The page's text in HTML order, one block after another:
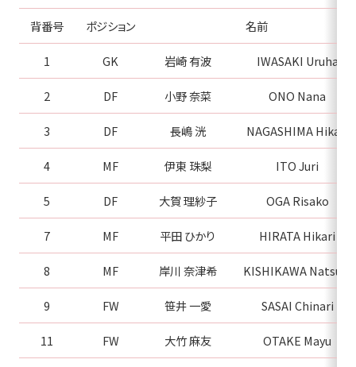
背番号 ポジション 名前
1 GK 岩崎 有波 IWASAKI Uruha
2 DF 小野 奈菜 ONO Nana
3 DF 長嶋 洸 NAGASHIMA Hikari
4 MF 伊東 珠梨 ITO Juri
5 DF 大賀 理紗子 OGA Risako
7 MF 平田 ひかり HIRATA Hikari
8 MF 岸川 奈津希 KISHIKAWA Natsuki
9 FW 笹井 一愛 SASAI Chinari
11 FW 大竹 麻友 OTAKE Mayu